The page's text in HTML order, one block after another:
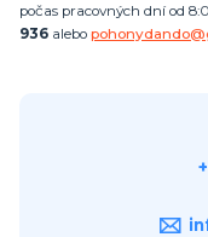
počas pracovných dní od
936 alebo